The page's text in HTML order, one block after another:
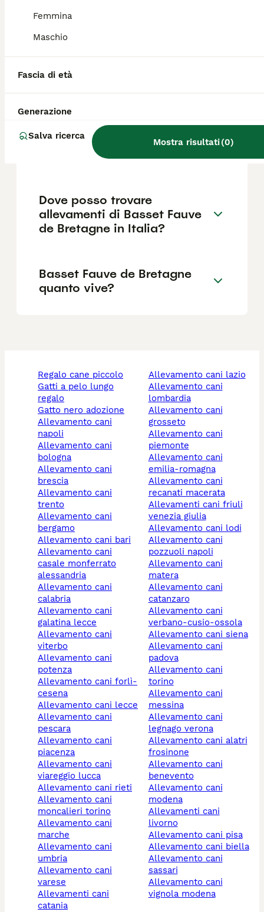
Femmina
Maschio
Fascia di età
Generazione
Salva ricerca
Mostra risultati(0)
essendo un cane da guardia vero e proprio,
allevamenti di Basset Hound
Quanto costa un Basset
Fauve de Bretagne?
Dove posso trovare
allevamenti di Basset Fauve
de Bretagne in Italia?
Basset Fauve de Bretagne
quanto vive?
regalo cane piccolo
gatti a pelo lungo
regalo
gatto nero adozione
allevamento cani
napoli
allevamento cani
bologna
allevamento cani
brescia
allevamento cani
trento
allevamento cani
bergamo
allevamento cani bari
allevamento cani
casale monferrato
alessandria
allevamento cani
calabria
allevamento cani
galatina lecce
allevamento cani
viterbo
allevamento cani
potenza
allevamento cani forlì-
cesena
allevamento cani lecce
allevamento cani
pescara
allevamento cani
piacenza
allevamento cani
viareggio lucca
allevamento cani rieti
allevamento cani
moncalieri torino
allevamento cani
marche
allevamento cani
umbria
allevamento cani
varese
allevamenti cani
catania
allevamento cani lazio
allevamento cani
lombardia
allevamento cani
grosseto
allevamento cani
piemonte
allevamento cani
emilia-romagna
allevamento cani
recanati macerata
allevamenti cani friuli
venezia giulia
allevamento cani lodi
allevamento cani
pozzuoli napoli
allevamento cani
matera
allevamento cani
catanzaro
allevamento cani
verbano-cusio-ossola
allevamento cani siena
allevamento cani
padova
allevamento cani
torino
allevamento cani
messina
allevamento cani
legnago verona
allevamento cani alatri
frosinone
allevamento cani
benevento
allevamento cani
modena
allevamenti cani
livorno
allevamento cani pisa
allevamento cani biella
allevamento cani
sassari
allevamento cani
vignola modena